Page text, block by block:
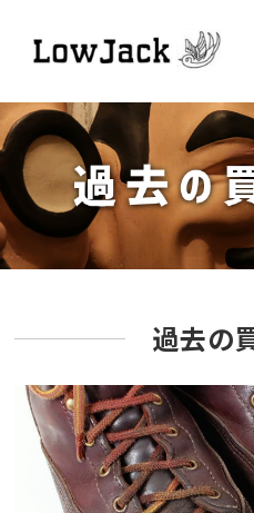
過去の